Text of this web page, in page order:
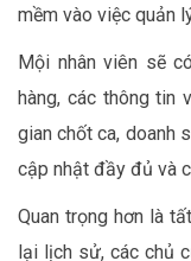
mềm vào việc quản
Mội nhân viên sẽ
hàng, các thông tin
gian chốt ca, doanh
cập nhật đầy đủ và
Quan trọng hơn là
lại lịch sử, các chủ